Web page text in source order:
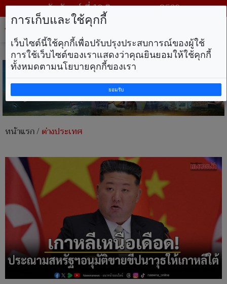
วันจันทร์ ที่ 10 สิงหาคม พ.ศ. 2569
หน้าแรก/ต่างประเทศ
การเก็บและใช้คุกกี้
เว็บไซต์นี้ใช้คุกกี้เพื่อปรับปรุงประสบการณ์ของผู้ใช้
การใช้เว็บไซต์ของเราแสดงว่าคุณยินยอมให้ใช้คุกกี้
ทั้งหมดตามนโยบายคุกกี้ของเรา
ยอมรับ